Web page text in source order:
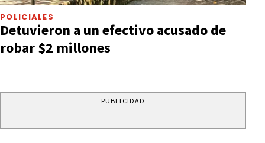
POLICIALES
Detuvieron a un efectivo acusado de
robar $2 millones
PUBLICIDAD